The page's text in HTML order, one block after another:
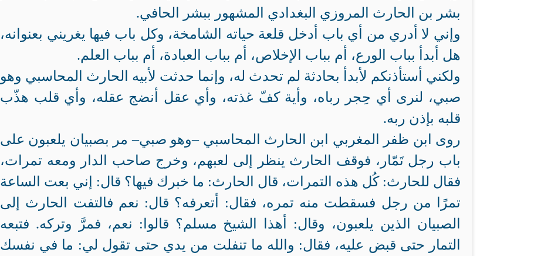
بشر بن الحارث المروزي البغدادي المشهور ببشر الحافي.
وإني لا أدري من أي باب أدخل قلعة حياته الشامخة، وكل باب فيها يغريني بعنوانه،
هل أبدأ بباب الورع، أم بباب الإخلاص، أم بباب العبادة، أم بباب العلم.
ولكني أستأذنكم لأبدأ بحادثة لم تحدث له، وإنما حدثت لأبيه الحارث المحاسبي وهو
صبي، لنرى أي حِجر رباه، وأية كفّ غذته، وأي عقل أنضج عقله، وأي قلب هذّب
قلبه بإذن ربه.
روى ابن ظفر المغربي ابن الحارث المحاسبي –وهو صبي– مر بصبيان يلعبون على
باب رجل تَمّار، فوقف الحارث ينظر إلى لعبهم، وخرج صاحب الدار ومعه تمرات،
فقال للحارث: كُل هذه التمرات، قال الحارث: ما خبرك فيها؟ قال: إني بعت الساعة
تمرًا من رجل فسقطت منه تمره، فقال: أتعرفه؟ قال: نعم فالتفت الحارث إلى
الصبيان الذين يلعبون، وقال: أهذا الشيخ مسلم؟ قالوا: نعم، فمرَّ وتركه. فتبعه
التمار حتى قبض عليه، فقال: والله ما تنفلت من يدي حتى تقول لي: ما في نفسك